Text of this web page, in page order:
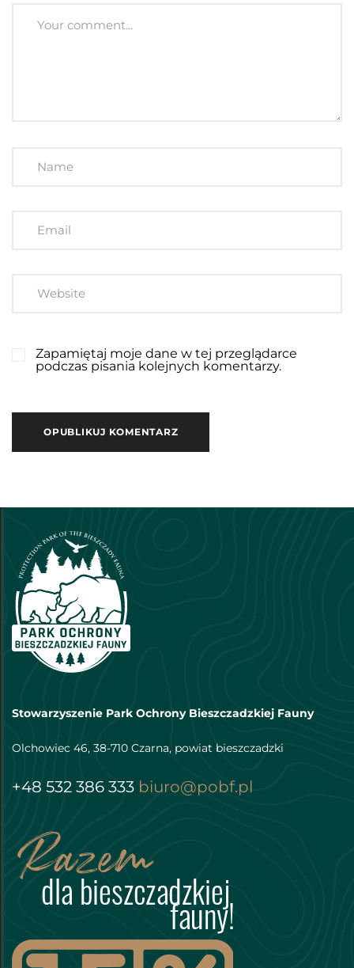
Zapamiętaj moje dane w tej przeglądarce
podczas pisania kolejnych komentarzy.
Stowarzyszenie Park Ochrony Bieszczadzkiej Fauny
Olchowiec 46, 38-710 Czarna, powiat bieszczadzki
+48 532 386 333 biuro@pobf.pl